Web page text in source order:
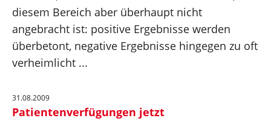
diesem Bereich aber überhaupt nicht
angebracht ist: positive Ergebnisse werden
überbetont, negative Ergebnisse hingegen zu oft
verheimlicht ...
31.08.2009
Patientenverfügungen jetzt